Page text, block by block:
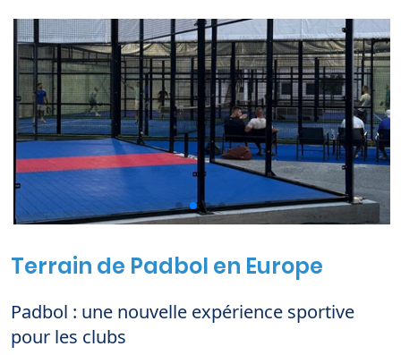
d'installations modernes de padel pour les clubs, les
complexes commerciaux et les tournois professionnels.
Terrain de Padbol en Europe
Padbol : une nouvelle expérience sportive
pour les clubs